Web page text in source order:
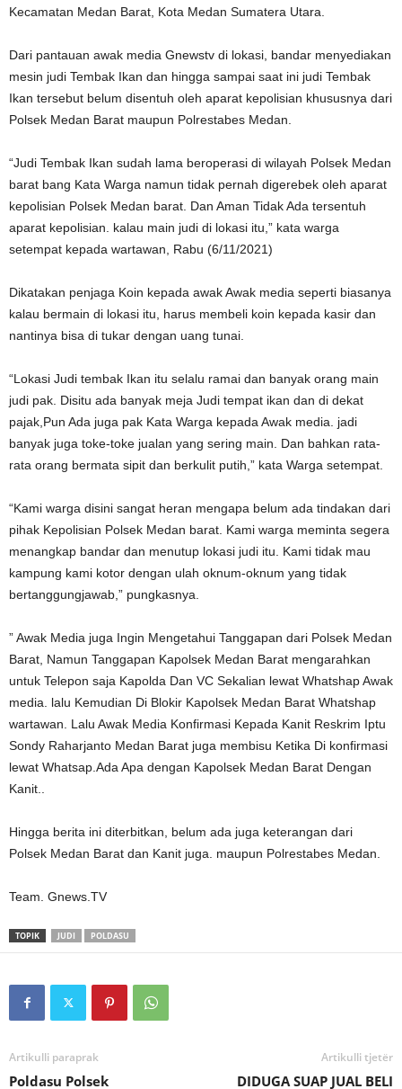
Kecamatan Medan Barat, Kota Medan Sumatera Utara.
Dari pantauan awak media Gnewstv di lokasi, bandar menyediakan
mesin judi Tembak Ikan dan hingga sampai saat ini judi Tembak
Ikan tersebut belum disentuh oleh aparat kepolisian khususnya dari
Polsek Medan Barat maupun Polrestabes Medan.
“Judi Tembak Ikan sudah lama beroperasi di wilayah Polsek Medan
barat bang Kata Warga namun tidak pernah digerebek oleh aparat
kepolisian Polsek Medan barat. Dan Aman Tidak Ada tersentuh
aparat kepolisian. kalau main judi di lokasi itu,” kata warga
setempat kepada wartawan, Rabu (6/11/2021)
Dikatakan penjaga Koin kepada awak Awak media seperti biasanya
kalau bermain di lokasi itu, harus membeli koin kepada kasir dan
nantinya bisa di tukar dengan uang tunai.
“Lokasi Judi tembak Ikan itu selalu ramai dan banyak orang main
judi pak. Disitu ada banyak meja Judi tempat ikan dan di dekat
pajak,Pun Ada juga pak Kata Warga kepada Awak media. jadi
banyak juga toke-toke jualan yang sering main. Dan bahkan rata-
rata orang bermata sipit dan berkulit putih,” kata Warga setempat.
“Kami warga disini sangat heran mengapa belum ada tindakan dari
pihak Kepolisian Polsek Medan barat. Kami warga meminta segera
menangkap bandar dan menutup lokasi judi itu. Kami tidak mau
kampung kami kotor dengan ulah oknum-oknum yang tidak
bertanggungjawab,” pungkasnya.
” Awak Media juga Ingin Mengetahui Tanggapan dari Polsek Medan
Barat, Namun Tanggapan Kapolsek Medan Barat mengarahkan
untuk Telepon saja Kapolda Dan VC Sekalian lewat Whatshap Awak
media. lalu Kemudian Di Blokir Kapolsek Medan Barat Whatshap
wartawan. Lalu Awak Media Konfirmasi Kepada Kanit Reskrim Iptu
Sondy Raharjanto Medan Barat juga membisu Ketika Di konfirmasi
lewat Whatsap.Ada Apa dengan Kapolsek Medan Barat Dengan
Kanit..
Hingga berita ini diterbitkan, belum ada juga keterangan dari
Polsek Medan Barat dan Kanit juga. maupun Polrestabes Medan.
Team. Gnews.TV
TOPIK JUDI POLDASU
Artikulli paraprak
Poldasu Polsek
Artikulli tjetër
DIDUGA SUAP JUAL BELI